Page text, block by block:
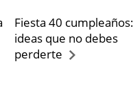
Fiesta 40 cumpleaños:
ideas que no debes
perderte